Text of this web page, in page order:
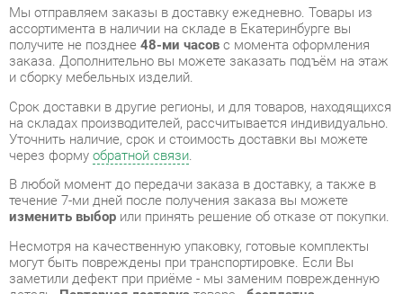
и сборку мебельных изделий.
Срок доставки в другие регионы, и для товаров, находящихся
на складах производителей, рассчитывается индивидуально.
Уточнить наличие, срок и стоимость доставки вы можете
через формуобратной связи.
В любой момент до передачи заказа в доставку, а также в
течение 7-ми дней после получения заказа вы можете
изменить выборили принять решение об отказе от покупки.
Несмотря на качественную упаковку, готовые комплекты
могут быть повреждены при транспортировке. Если Вы
заметили дефект при приёме - мы заменим поврежденную
деталь.Повторная доставкатовара -бесплатна.
На всю мебель категории Готовые комплекты
распространяетсягарантия 1 год, а на некоторые модели – 2
года с момента приобретения.